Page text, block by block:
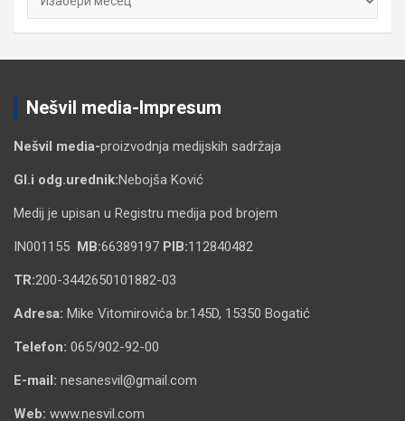
Nešvil media-Impresum
Nešvil media-proizvodnja medijskih sadržaja
Gl.i odg.urednik:Nebojša Ković
Medij je upisan u Registru medija pod brojem
IN001155 MB:66389197 PIB:112840482
TR:200-3442650101882-03
Adresa: Mike Vitomirovića br.145D, 15350 Bogatić
Telefon: 065/902-92-00
E-mail: nesanesvil@gmail.com
Web: www.nesvil.com